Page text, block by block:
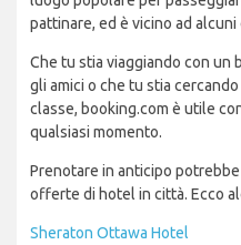
pattinare, ed è vicino ad
Che tu stia viaggiando con un
gli amici o che tu stia
classe, booking.com è utile
qualsiasi momento.
Prenotare in anticipo
offerte di hotel in città. Ecco
Sheraton Ottawa Hotel